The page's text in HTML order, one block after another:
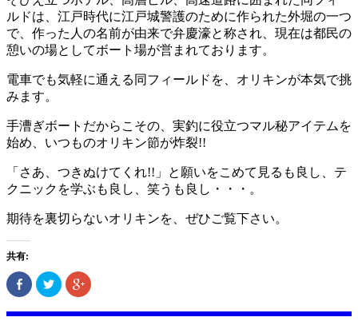
ルドは、江戸時代に江戸城警­護のために作られた外堀の一つ
で、作った人の名前が由来で弁慶濠と称され、現在は都民­の
憩いの場としてボート場が営まれております。
電車でも気軽に通える同フィールドを、オリキンが本気で挑
みます。
手漕ぎボートだからこその、実釣に役立つマル秘アイテムを
始め、いつものオリキン節が­炸裂!!
「さあ、つきぬけてくれ!!」と願いをこめて見るも良し、テ
クニックを学ぶも良し、笑­うも良し・・・。
期待を裏切らないオリキンを、ぜひご覧下さい。
共有:
Facebook
で
有
(新
ク
リ
ク
し
ク
リ
ク
し